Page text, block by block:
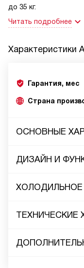
до 35 кг.
Читать подробнее
Характеристики
Гарантия, мес
Страна
ОСНОВНЫЕ
ДИЗАЙН И
ТЕХНИЧЕСКИЕ